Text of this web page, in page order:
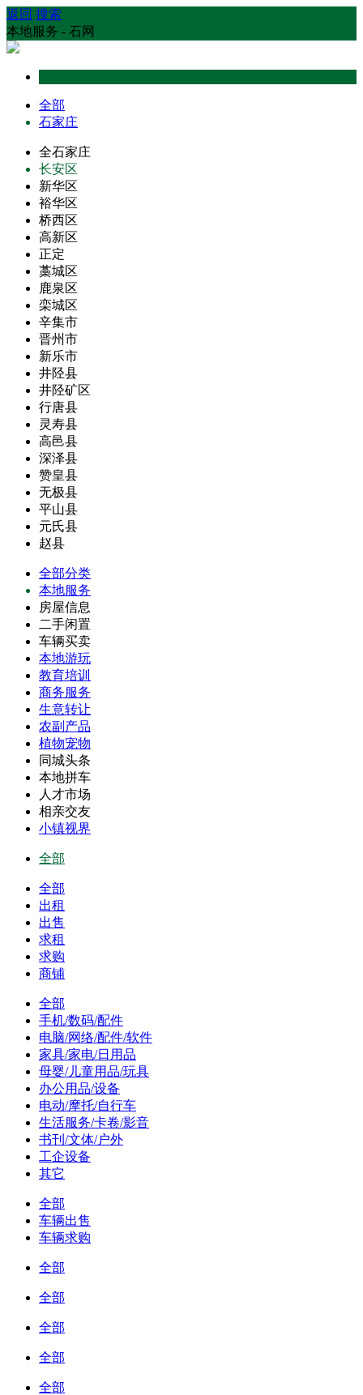
返回 搜索
本地服务 - 石网
全部
石家庄
全石家庄
长安区
新华区
裕华区
桥西区
高新区
正定
藁城区
鹿泉区
栾城区
辛集市
晋州市
新乐市
井陉县
井陉矿区
行唐县
灵寿县
高邑县
深泽县
赞皇县
无极县
平山县
元氏县
赵县
全部分类
本地服务
房屋信息
二手闲置
车辆买卖
本地游玩
教育培训
商务服务
生意转让
农副产品
植物宠物
同城头条
本地拼车
人才市场
相亲交友
小镇视界
全部
全部
出租
出售
求租
求购
商铺
全部
手机/数码/配件
电脑/网络/配件/软件
家具/家电/日用品
母婴/儿童用品/玩具
办公用品/设备
电动/摩托/自行车
生活服务/卡卷/影音
书刊/文体/户外
工企设备
其它
全部
车辆出售
车辆求购
全部
全部
全部
全部
全部